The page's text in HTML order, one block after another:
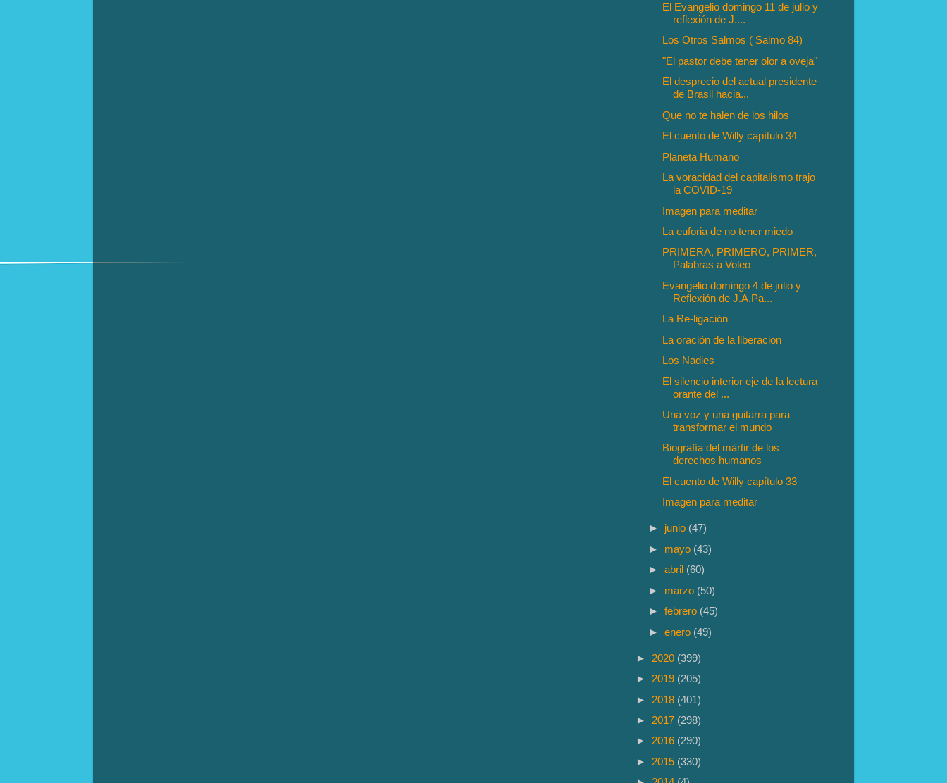
El Evangelio domingo 11 de julio y
reflexión de J....
Los Otros Salmos ( Salmo 84)
"El pastor debe tener olor a oveja"
El desprecio del actual presidente
de Brasil hacia...
Que no te halen de los hilos
El cuento de Willy capítulo 34
Planeta Humano
La voracidad del capitalismo trajo
la COVID-19
Imagen para meditar
La euforia de no tener miedo
PRIMERA, PRIMERO, PRIMER,
Palabras a Voleo
Evangelio domingo 4 de julio y
Reflexión de J.A.Pa...
La Re-ligación
La oración de la liberacion
Los Nadies
El silencio interior eje de la lectura
orante del ...
Una voz y una guitarra para
transformar el mundo
Biografía del mártir de los
derechos humanos
El cuento de Willy capítulo 33
Imagen para meditar
► junio (47)
► mayo (43)
►abril (60)
► marzo (50)
►febrero (45)
►enero (49)
► 2020 (399)
► 2019 (205)
► 2018 (401)
► 2017 (298)
► 2016 (290)
► 2015 (330)